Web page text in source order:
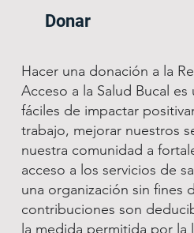
Donar
Hacer una donación a la
Acceso a la Salud Bucal es
fáciles de impactar
trabajo, mejorar nuestros
nuestra comunidad a
acceso a los servicios de
una organización sin fines
contribuciones son
la medida permitida por la